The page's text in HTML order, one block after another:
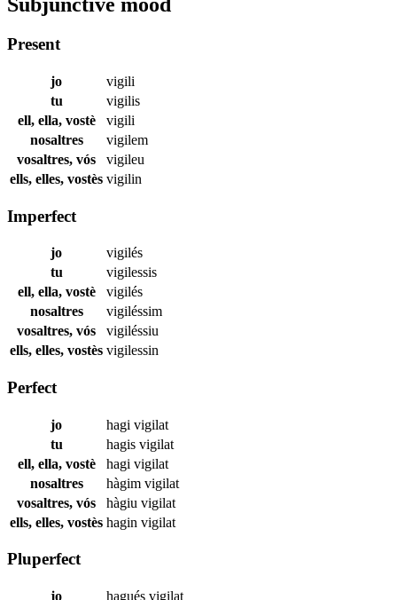
Present
jo
vigili
tu
vigilis
ell, ella, vostè
vigili
nosaltres
vigilem
vosaltres, vós
vigileu
ells, elles, vostès vigilin
Imperfect
jo
vigilés
tu
vigilessis
ell, ella, vostè
vigilés
nosaltres
vigiléssim
vosaltres, vós
vigiléssiu
ells, elles, vostès vigilessin
Perfect
jo hagi vigilat
tu
hagis vigilat
ell, ella, vostè
hagi vigilat
nosaltres
hàgim vigilat
vosaltres, vós
hàgiu vigilat
ells, elles, vostès hagin vigilat
Pluperfect
jo hagués vigilat